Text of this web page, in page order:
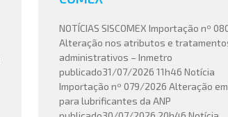
NOTÍCIAS SISCOMEX Importação nº
Alteração nos atributos e
administrativos – Inmetro
publicado31/07/2026 11h46 Notícia
Importação nº 079/2026 Alteração em
para lubrificantes da ANP